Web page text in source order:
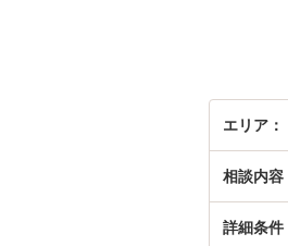
エリア
相談内容
詳細条件